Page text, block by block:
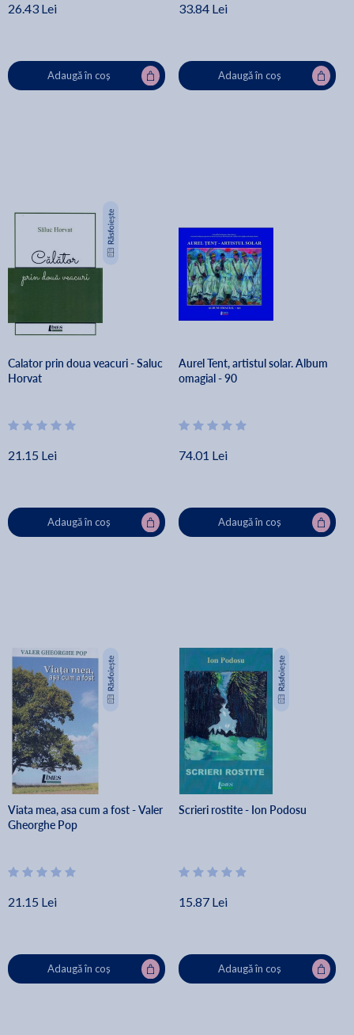
26.43 Lei
Adaugă în coș
33.84 Lei
Adaugă în coș
Calator prin doua veacuri - Saluc
Horvat
21.15 Lei
Adaugă în coș
Aurel Tent, artistul solar. Album
omagial - 90
74.01 Lei
Adaugă în coș
Viata mea, asa cum a fost - Valer
Gheorghe Pop
21.15 Lei
Adaugă în coș
Scrieri rostite - Ion Podosu
15.87 Lei
Adaugă în coș